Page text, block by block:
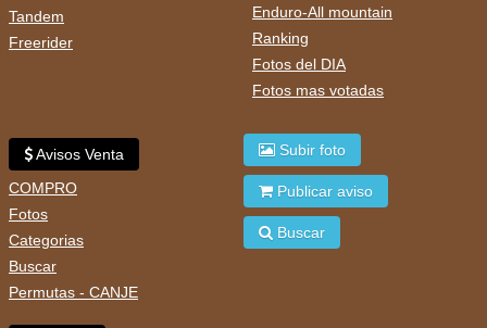
Tandem
Freerider
Enduro-All mountain
Ranking
Fotos del DIA
Fotos mas votadas
Avisos Venta
COMPRO
Fotos
Categorias
Buscar
Permutas - CANJE
Subir foto
Publicar aviso
Buscar